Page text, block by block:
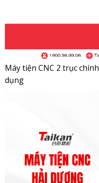
Máy tiện CNC 2 trục
dụng